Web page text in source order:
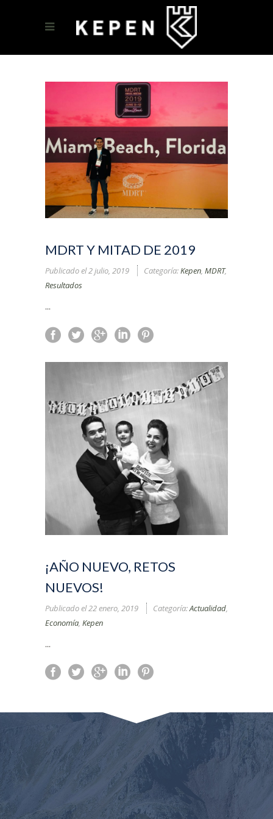
MDRT Y MITAD DE 2019
Publicado el2 julio, 2019 Categoría:Kepen, MDRT,
Resultados
...
¡AÑO NUEVO, RETOS
NUEVOS!
Publicado el22 enero, 2019 Categoría:Actualidad,
Economía, Kepen
...